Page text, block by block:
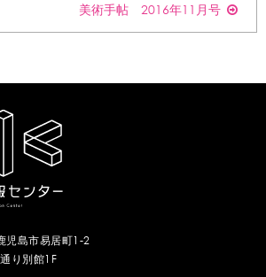
美術手帖 2016年11月号
児島市易居町1-2
り別館1F